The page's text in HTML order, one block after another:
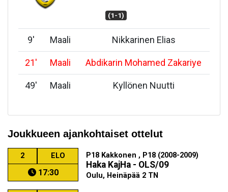
(1-1)
9' Maali Nikkarinen Elias
21' Maali Abdikarin Mohamed Zakariye
49' Maali Kyllönen Nuutti
Joukkueen ajankohtaiset ottelut
2 ELO
17:30
P18 Kakkonen , P18 (2008-2009)
Haka KajHa - OLS/09
Oulu, Heinäpää 2 TN